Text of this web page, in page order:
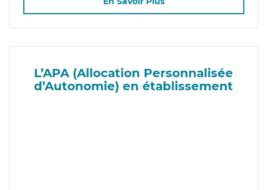
L’APA (Allocation Personnalisée
d’Autonomie) en établissement